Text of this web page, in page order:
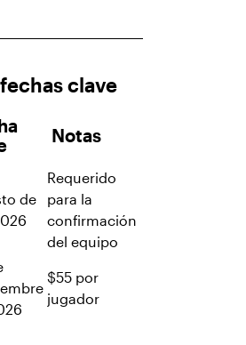
clave
Notas
de
Requerido
para la
confirmación
del equipo
$55 por
jugador